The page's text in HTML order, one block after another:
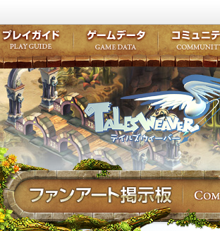
ゲーム紹介
ここだけは知っておこうプレイガイド
ワープポイント
ゲームデー
ルーンス